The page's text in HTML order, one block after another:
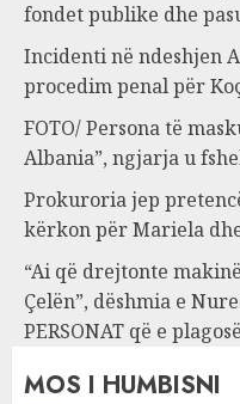
fondet publike dhe
Incidenti në ndeshjen
procedim penal për
FOTO/ Persona të
Albania”, ngjarja u
Prokuroria jep
kërkon për Mariela
“Ai që drejtonte
Çelën”, dëshmia e
PERSONAT që e
MOS I HUMBISNI